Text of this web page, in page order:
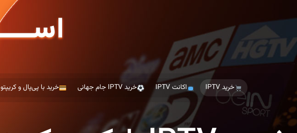
to
content
خرید IPTV اکانت IPTV خرید IPTV جام جهانی خرید با پی‌پال و کریپتو